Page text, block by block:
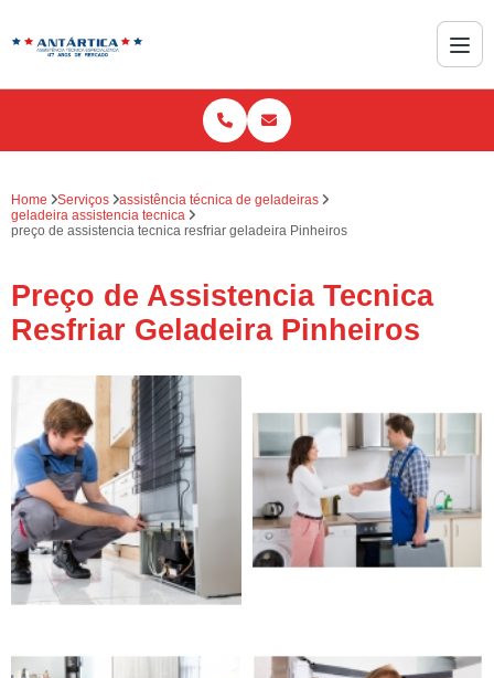
Home Serviços
assistência técnica de geladeiras
geladeira assistencia tecnica
preço de assistencia tecnica resfriar geladeira Pinheiros
Preço de Assistencia Tecnica
Resfriar Geladeira Pinheiros